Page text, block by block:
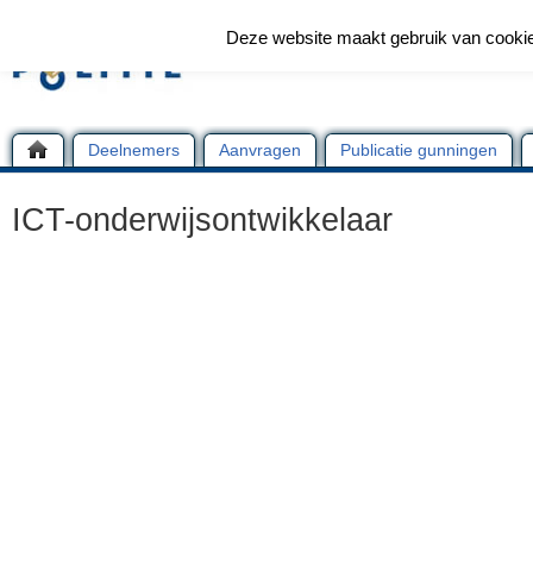
Deelnemers Aanvragen Publicatie gunningen
ICT-onderwijsontwikkelaar
Deze website maakt gebruik van